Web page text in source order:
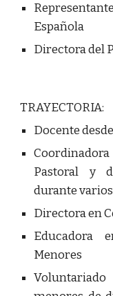
Española
Directora del
TRAYECTORIA:
Docente
Pastoral y
durante
Directora en
Educadora
Menores